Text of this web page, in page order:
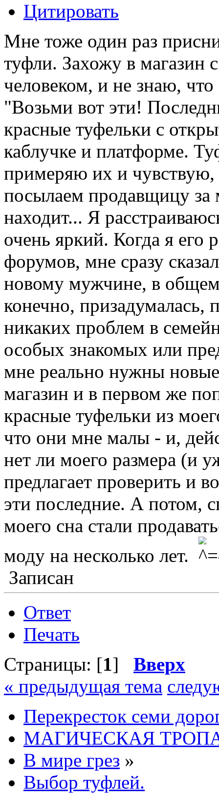
Цитировать
Мне тоже один раз
туфли. Захожу в магазин
человеком, и не знаю,
"Возьми вот эти!
красные туфельки с
каблучке и платформе.
примеряю их и
посылаем продавщицу за
находит... Я
очень яркий. Когда я его
форумов, мне сразу
новому мужчине, в
конечно, призадумалась,
никаких проблем в
особых знакомых или
мне реально нужны
магазин и в первом же
красные туфельки из
что они мне малы - и,
нет ли моего размера (и
предлагает проверить и
эти последние. А потом,
моего сна стали
моду на несколько лет.
Записан
Ответ
Печать
Страницы: [1] Вверх
« предыдущая тема
Перекресток семи
МАГИЧЕСКАЯ
В мире грез »
Выбор туфлей.